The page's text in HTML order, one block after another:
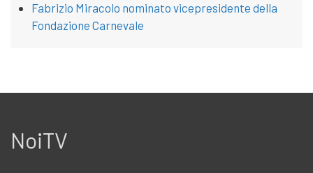
Fabrizio Miracolo nominato vicepresidente della
Fondazione Carnevale
NoiTV